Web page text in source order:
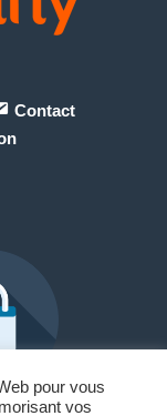
Contact
pour vous
vos